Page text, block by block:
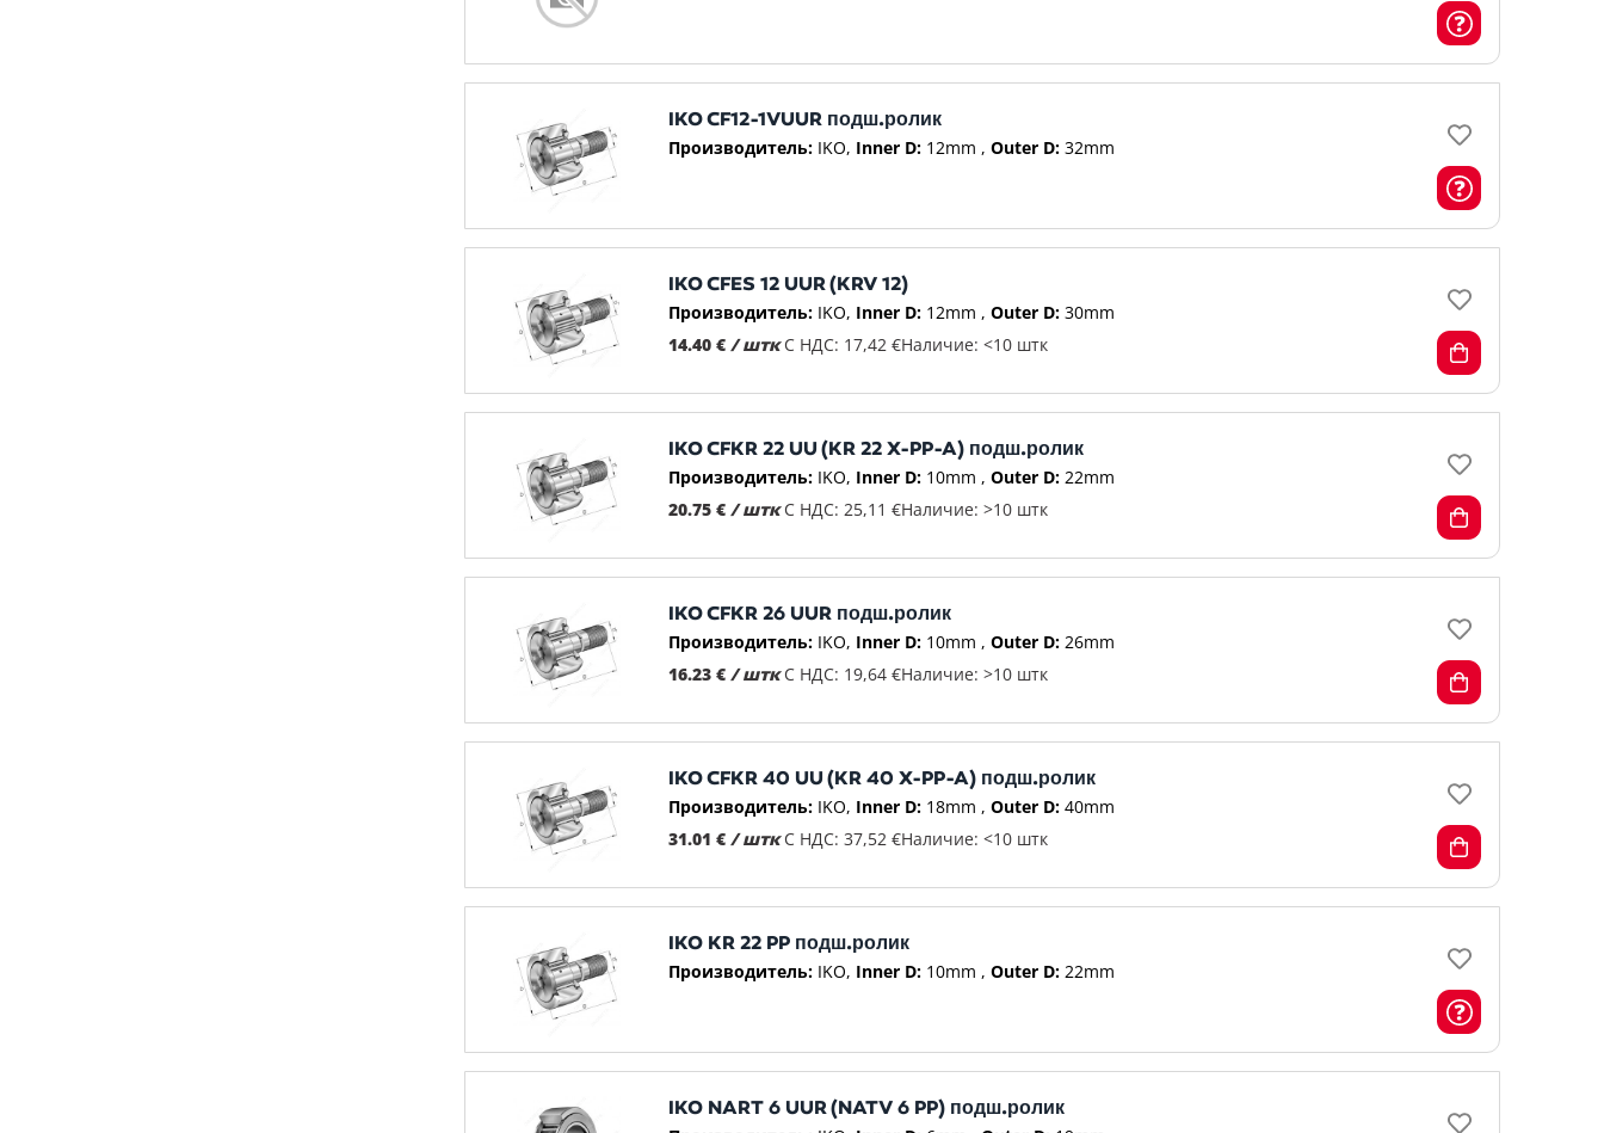
IKO CF12-1VUUR подш.ролик
Производитель: IKO Inner D: 12mm Outer D: 32mm
IKO CFES 12 UUR (KRV 12)
Производитель: IKO Inner D: 12mm Outer D: 30mm
14.40 € / штк С НДС: 17,42 €Наличие: <10 штк
IKO CFKR 22 UU (KR 22 X-PP-A) подш.ролик
Производитель: IKO Inner D: 10mm Outer D: 22mm
20.75 € / штк С НДС: 25,11 €Наличие: >10 штк
IKO CFKR 26 UUR подш.ролик
Производитель: IKO Inner D: 10mm Outer D: 26mm
16.23 € / штк С НДС: 19,64 €Наличие: >10 штк
IKO CFKR 40 UU (KR 40 X-PP-A) подш.ролик
Производитель: IKO Inner D: 18mm Outer D: 40mm
31.01 € / штк С НДС: 37,52 €Наличие: <10 штк
IKO KR 22 PP подш.ролик
Производитель: IKO Inner D: 10mm Outer D: 22mm
IKO NART 6 UUR (NATV 6 PP) подш.ролик